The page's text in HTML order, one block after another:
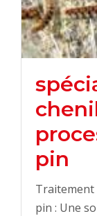
pin
Traitement
pin : Une